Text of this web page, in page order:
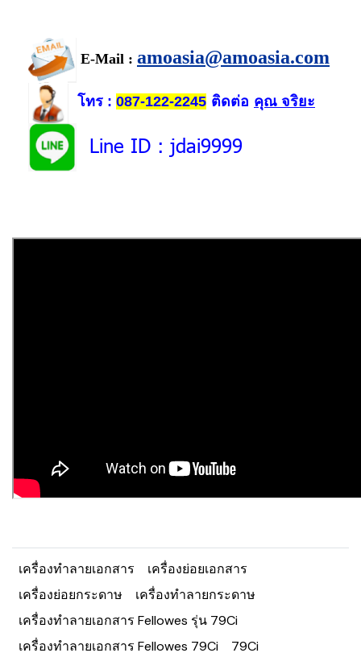
E-Mail : amoasia@amoasia.com
โทร : 087-122-2245 ติดต่อ คุณ จริยะ
Line ID : jdai9999
เครื่องทำลายเอกสาร
เครื่องย่อยเอกสาร
เครื่องย่อยกระดาษ
เครื่องทำลายกระดาษ
เครื่องทำลายเอกสาร Fellowes รุ่น 79Ci
เครื่องทำลายเอกสาร Fellowes 79Ci
79Ci